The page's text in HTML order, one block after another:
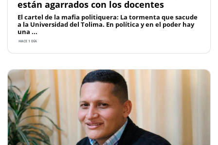
están agarrados con los docentes
El cartel de la mafia politiquera: La tormenta que sacude
a la Universidad del Tolima. En política y en el poder hay
una ...
HACE 1 DÍA